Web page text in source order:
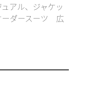
アル、ジャケッ
ーダースーツ 広